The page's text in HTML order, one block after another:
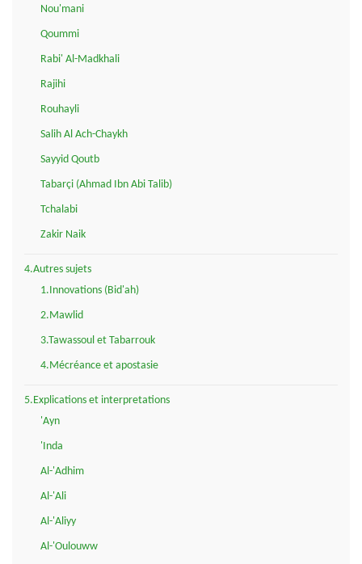
Nou'mani
Qoummi
Rabi' Al-Madkhali
Rajihi
Rouhayli
Salih Al Ach-Chaykh
Sayyid Qoutb
Tabarçi (Ahmad Ibn Abi Talib)
Tchalabi
Zakir Naik
4.Autres sujets
1.Innovations (Bid'ah)
2.Mawlid
3.Tawassoul et Tabarrouk
4.Mécréance et apostasie
5.Explications et interpretations
'Ayn
'Inda
Al-'Adhim
Al-'Ali
Al-'Aliyy
Al-'Oulouww